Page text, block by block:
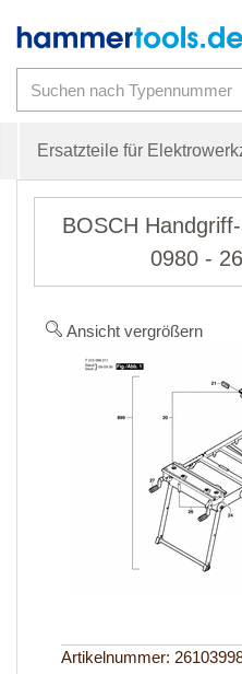
Ersatzteile für
BOSCH
0980 -
Ansicht vergrößern
Artikelnummer: